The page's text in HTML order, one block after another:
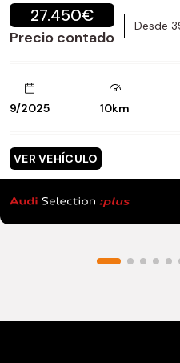
27.450€
Precio contado
9/2025 10km
VER VEHÍCULO